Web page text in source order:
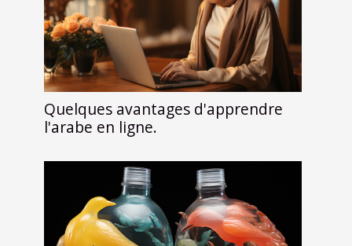
Quelques avantages d'apprendre
l'arabe en ligne.